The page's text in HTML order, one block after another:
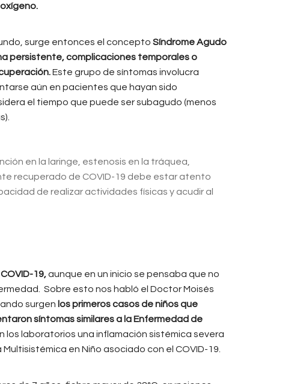
surge entonces el concepto Síndrome Agudo
persistente, complicaciones temporales o
Este grupo de síntomas involucra
aún en pacientes que hayan sido
el tiempo que puede ser subagudo (menos
en la laringe, estenosis en la tráquea,
recuperado de COVID-19 debe estar atento
de realizar actividades físicas y acudir al
19,aunque en un inicio se pensaba que no
Sobre esto nos habló el Doctor Moisés
surgen los primeros casos de niños que
síntomas similares a la Enfermedad de
los laboratorios una inflamación sistémica severa
en Niño asociado con el COVID-19.